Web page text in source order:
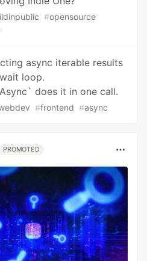
#opensource
async iterable results
loop.
does it in one call.
#frontend #async
PROMOTED